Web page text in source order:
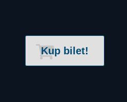
Kup bilet!